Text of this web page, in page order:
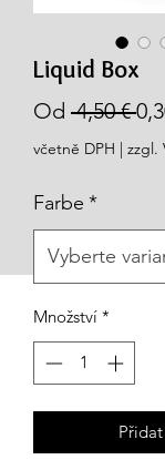
Liquid Box
Od 4,50 €
včetně DPH | zzgl.
Farbe *
Množství *